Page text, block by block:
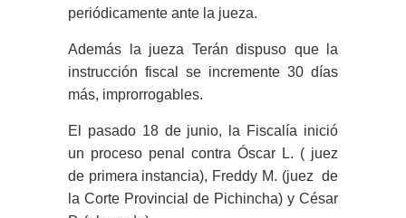
periódicamente ante la jueza.
Además la jueza Terán dispuso que la
instrucción fiscal se incremente 30 días
más, improrrogables.
El pasado 18 de junio, la Fiscalía inició
un proceso penal contra Óscar L. ( juez
de primera instancia), Freddy M. (juez de
la Corte Provincial de Pichincha) y César